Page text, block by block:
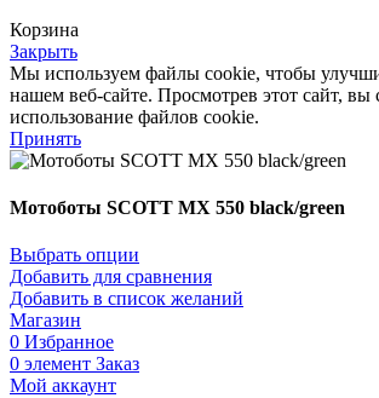
Корзина
Закрыть
Мы используем файлы cookie, чтобы
нашем веб-сайте. Просмотрев этот сайт, вы
использование файлов cookie.
Принять
Мотоботы SCOTT MX 550 black/green
Выбрать опции
Добавить для сравнения
Добавить в список желаний
Магазин
0 Избранное
0 элемент Заказ
Мой аккаунт